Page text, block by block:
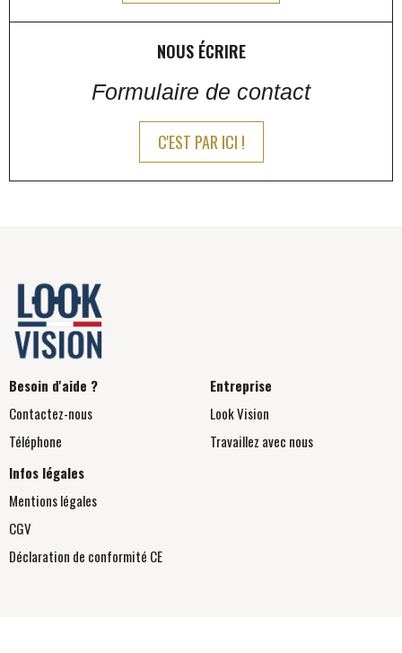
NOUS ÉCRIRE
Formulaire de contact
C'EST PAR ICI !
Besoin d'aide ?
Contactez-nous
Téléphone
Entreprise
Look Vision
Travaillez avec nous
Infos légales
Mentions légales
CGV
Déclaration de conformité CE